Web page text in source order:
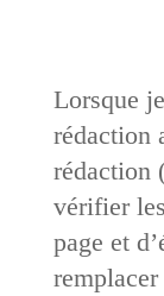
Lorsque
rédaction
rédaction
vérifier
page et